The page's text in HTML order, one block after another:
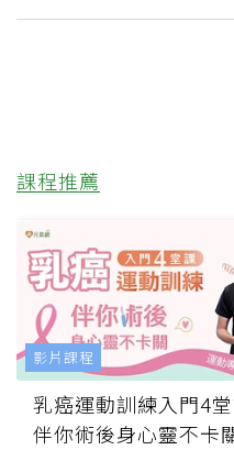
課程推薦
乳癌運動訓練入門4
伴你術後身心靈不卡
影片課程